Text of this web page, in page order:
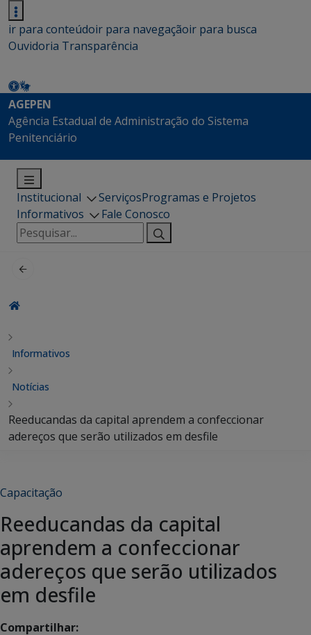
ir para conteúdoir para navegaçãoir para busca
Ouvidoria Transparência
AGEPEN
Agência Estadual de Administração do Sistema
Penitenciário
Institucional ServiçosProgramas e Projetos
Informativos
Fale Conosco
Pesquisar
por:
Informativos
Notícias
Reeducandas da capital aprendem a confeccionar
adereços que serão utilizados em desfile
Capacitação
Reeducandas da capital
aprendem a confeccionar
adereços que serão utilizados
em desfile
Compartilhar: